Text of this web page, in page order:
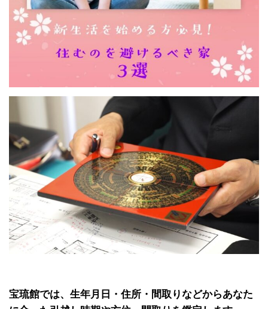
宝琉館では、生年月日・住所・間取りなどからあなた